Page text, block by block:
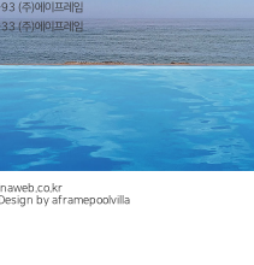
(주)에이프레임
(주)에이프레임
by aframepoolvilla